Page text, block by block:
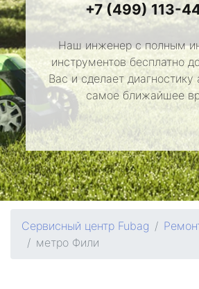
+7 (499) 113-
Наш инженер с полным
инструментов бесплатно
Вас и сделает диагностику
самое ближайшее
Сервисный центр Fubag
метро Фили